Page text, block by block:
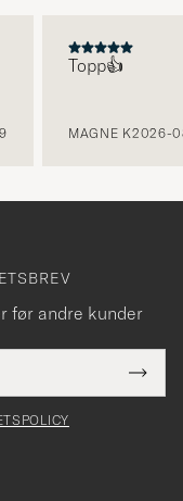
Topp👍
MAGNE K2026-
før andre kunder